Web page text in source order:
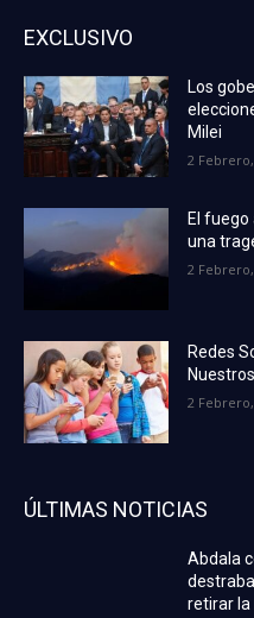
EXCLUSIVO
Los
Milei
2
El fuego
una
2
Redes
2
ÚLTIMAS NOTICIAS
Abdala
retirar la